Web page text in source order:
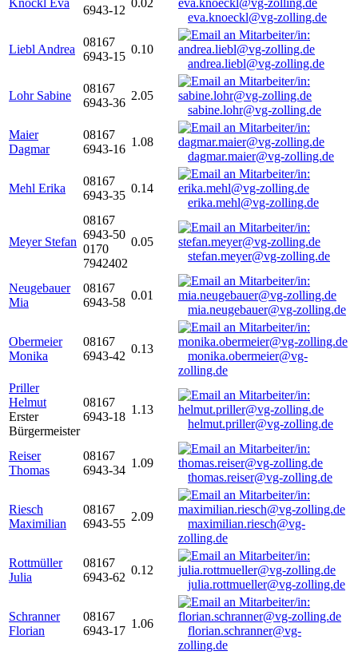
Knöckl Eva
6943-12
0.02
eva.knoeckl@vg-zolling.de
Liebl Andrea
08167
6943-15
0.10
andrea.liebl@vg-zolling.de
Lohr Sabine
08167
6943-36
2.05
sabine.lohr@vg-zolling.de
Maier
Dagmar
08167
6943-16
1.08
dagmar.maier@vg-zolling.de
Mehl Erika
08167
6943-35
0.14
erika.mehl@vg-zolling.de
Meyer Stefan
08167
6943-50
0170
7942402
0.05
stefan.meyer@vg-zolling.de
Neugebauer
Mia
08167
6943-58
0.01
mia.neugebauer@vg-zolling.de
Obermeier
Monika
08167
6943-42
0.13
monika.obermeier@vg-
zolling.de
Priller
Helmut
Erster
Bürgermeister
08167
6943-18
1.13
helmut.priller@vg-zolling.de
Reiser
Thomas
08167
6943-34
1.09
thomas.reiser@vg-zolling.de
Riesch
Maximilian
08167
6943-55
2.09
maximilian.riesch@vg-
zolling.de
Rottmüller
Julia
08167
6943-62
0.12
julia.rottmueller@vg-zolling.de
Schranner
Florian
08167
6943-17
1.06
florian.schranner@vg-
zolling.de